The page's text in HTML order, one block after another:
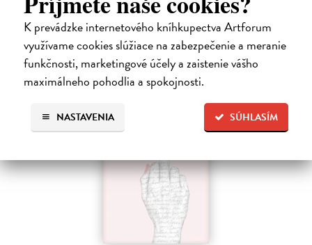
K prevádzke internetového kníhkupectva Artforum
využívame cookies slúžiace na zabezpečenie a meranie
funkčnosti, marketingové účely a zaistenie vášho
maximálneho pohodlia a spokojnosti.
SÚHLASÍM
NASTAVENIA
13,71 €
14,90 € ?